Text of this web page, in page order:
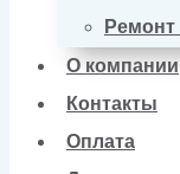
Ремонт
О компании
Контакты
Оплата